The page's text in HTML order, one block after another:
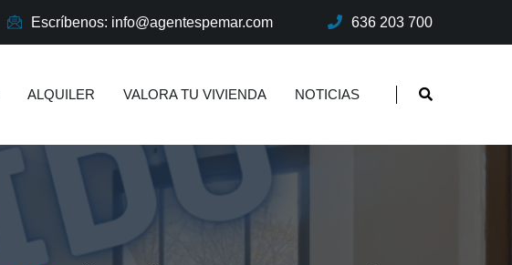
Escríbenos: info@agentespemar.com 636 203 700
ALQUILER VALORA TU VIVIENDA NOTICIAS